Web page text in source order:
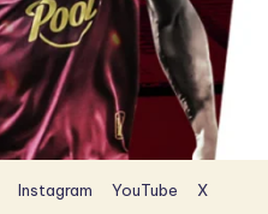
Instagram YouTube X